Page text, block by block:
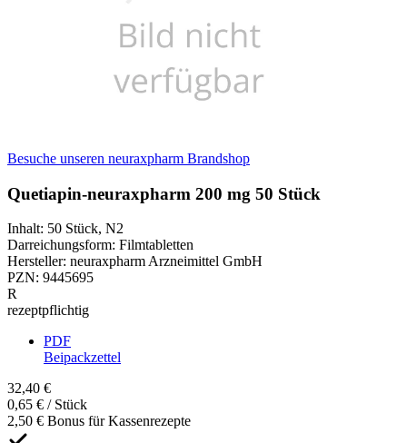
Besuche unseren neuraxpharm Brandshop
Quetiapin-neuraxpharm 200 mg 50 Stück
Inhalt: 50 Stück, N2
Darreichungsform: Filmtabletten
Hersteller: neuraxpharm Arzneimittel GmbH
PZN: 9445695
R
rezeptpflichtig
PDF
Beipackzettel
32,40 €
0,65 € / Stück
2,50 € Bonus für Kassenrezepte